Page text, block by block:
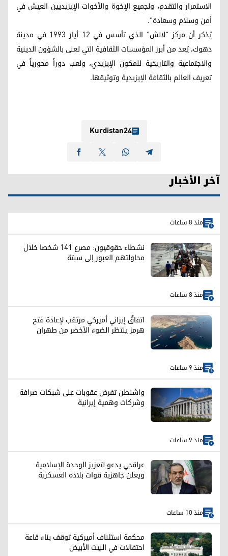
الاستمرار والتقدم، ولجميع الإخوة والأخوات الإيزيديين العيش في
أمن وسلام وسعادة".
يُذكر أن مركز "لالش" الذي تأسس في 12 أيار 1993 في مدينة
دهوك، يُعد من أبرز المؤسسات الثقافية التي تعنى بالشؤون الدينية
والاجتماعية والتاريخية للمكون الإيزيدي، ولعب دوراً محورياً في
تعريف العالم بالثقافة الإيزيدية وتوثيقها.
Kurdistan24
آخر الأخبار
منذ 8 ساعات
نشطاء حقوقيون: مصرع 141 شخصا خلال
محاولتهم العبور إلى سبتة
منذ 8 ساعات
اتفاقٌ إيراني أميركي مرتقب لإعادة فتح
هرمز ينتظر الضوء الأخضر من طهران
منذ 9 ساعات
واشنطن تفرض عقوبات على شبكات صرافة
وشركات وهمية إيرانية
منذ 9 ساعات
عراقجي يدعو لتعزيز الوحدة الإسلامية
ويعلن جاهزية قوات بلاده العسكرية
منذ 10 ساعات
محكمة استئناف أميركية توقف بناء قاعة
احتفالات في البيت الأبيض